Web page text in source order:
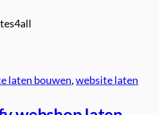
laten bouwen, website laten